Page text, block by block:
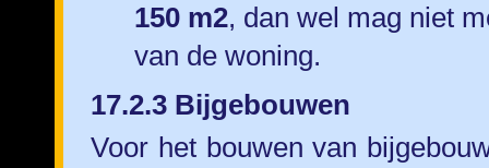
150 m2, dan wel mag niet
van de woning.
17.2.3 Bijgebouwen
Voor het bouwen van